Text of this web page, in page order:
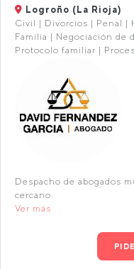
Logroño (La Rioja)
Civil | Divorcios | Penal |
Familia | Negociación de
Protocolo familiar |
Despacho de abogados
cercano.
Ver más